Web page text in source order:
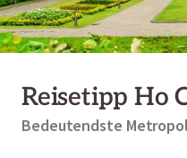
Reisetipp Ho
Bedeutendste